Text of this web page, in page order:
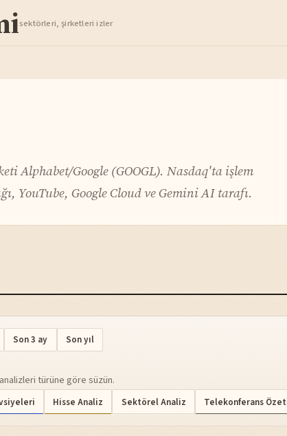
sektörleri, şirketleri izler
Alphabet/Google (GOOGL). Nasdaq'ta işlem
YouTube, Google Cloud ve Gemini AI tarafı.
Son 3 ay Son yıl
türüne göre süzün.
Hisse Analiz Sektörel Analiz Telekonferans